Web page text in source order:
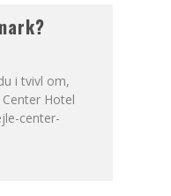
i tvivl om,
Hotel
center-